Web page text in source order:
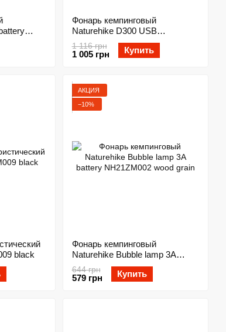
Фонарь кемпинговый
Naturehike D300 USB
NH16D300-C yellow
1 116 грн
1 005 грн Купить
black
АКЦИЯ
−10%
Фонарь кемпинговый
Naturehike Bubble lamp 3A
battery NH21ZM002 wood grain
644 грн
579 грн Купить